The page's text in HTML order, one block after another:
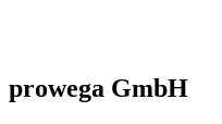
prowega GmbH